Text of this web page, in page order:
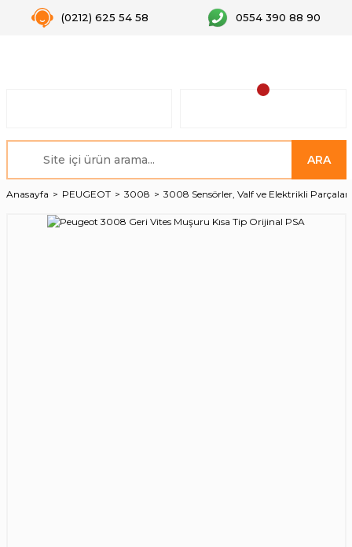
(0212) 625 54 58 0554 390 88 90
ARA
Anasayfa PEUGEOT 3008 3008 Sensörler, Valf ve Elektrikli Parçalar